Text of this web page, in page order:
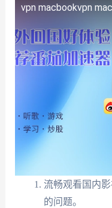
vpn macbookvpn
流畅观看国内
的问题。